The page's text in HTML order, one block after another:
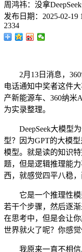
周鸿祎：没拿
发布日期： 2025-02-19
2334
2月13日消息，360
电话通知中奖者这件
产新能源车、360纳米
为实录整理。
DeepSeek大模型为
型？因为GPT的大模
模型。就是读的知识
题，但是逻辑推理能
西，就感觉四平八稳
它是一个推理性模
若干个步骤，然后逐
在思考中，但是会让
世界就火了呢？你感
我原来一直不相信